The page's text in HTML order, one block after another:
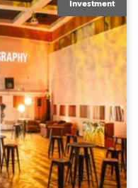
Investment